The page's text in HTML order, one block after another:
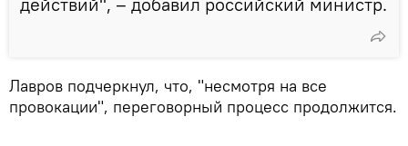
Лавров подчеркнул, что, "несмотря на все
провокации", переговорный процесс продолжится.